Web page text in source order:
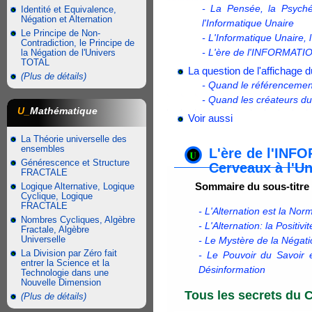
Identité et Equivalence,
Négation et Alternation
Le Principe de Non-
Contradiction, le Principe de
la Négation de l'Univers
TOTAL
(Plus de détails)
U_ Mathématique
La Théorie universelle des
ensembles
Générescence et Structure
FRACTALE
Logique Alternative, Logique
Cyclique, Logique
FRACTALE
Nombres Cycliques, Algèbre
Fractale, Algèbre
Universelle
La Division par Zéro fait
entrer la Science et la
Technologie dans une
Nouvelle Dimension
(Plus de détails)
- La Pensée, la
l'Informatique Unaire
- L'Informatique Unaire,
- L'ère de
La question de l'affichage
- Quand le
- Quand les créateurs
Voir aussi
L'ère de
Cerveaux à
Sommaire du sous-titre
- L'Alternation est la
- L'Alternation: la
- Le Mystère de la
- Le Pouvoir du Savoir
Désinformation
Tous les secrets du